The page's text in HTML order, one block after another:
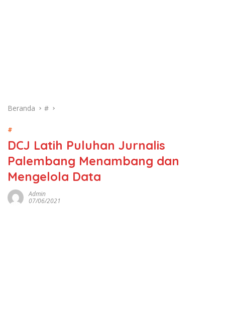
Beranda #
#
DCJ Latih Puluhan Jurnalis
Palembang Menambang dan
Mengelola Data
Admin
07/06/2021